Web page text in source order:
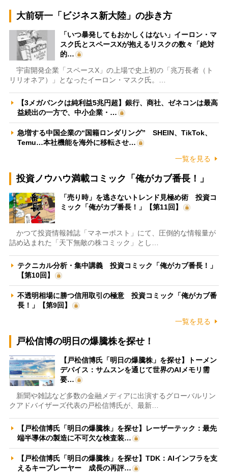
大前研一「ビジネス新大陸」の歩き方
「いつ暴発してもおかしくはない」イーロン・マ
スク氏とスペースXが抱えるリスクの数々「絶対
的…
宇宙開発企業「スペースX」の上場で史上初の「兆万長者（ト
リリオネア）」となったイーロン・マスク氏。…
【3メガバンクは純利益5兆円超】銀行、商社、ゼネコンは最高
益続出の一方で、中小企業・…
急増する中国企業の“国籍ロンダリング” SHEIN、TikTok、
Temu…本社機能を海外に移転させ…
一覧を見る
投資ノウハウ満載コミック「俺がカブ番長！」
「売り時」を逃さないトレンド見極め術 投資コ
ミック「俺がカブ番長！」【第11回】
かつて投資情報雑誌「マネーポスト」にて、圧倒的な情報量が
詰め込まれた「天下無敵の株コミック」とし…
テクニカル分析・集中講義 投資コミック「俺がカブ番長！」
【第10回】
不透明相場に勝つ信用取引の極意 投資コミック「俺がカブ番
長！」【第9回】
一覧を見る
戸松信博の明日の爆騰株を探せ！
【戸松信博氏「明日の爆騰株」を探せ】トーメン
デバイス：サムスンを通じて世界のAIメモリ需
要…
新聞や雑誌など多数の金融メディアに出演するグローバルリン
クアドバイザーズ代表の戸松信博氏が、最新…
【戸松信博氏「明日の爆騰株」を探せ】レーザーテック：最先
端半導体の製造に不可欠な検査装…
【戸松信博氏「明日の爆騰株」を探せ】TDK：AIインフラを支
えるキープレーヤー 成長の再評…